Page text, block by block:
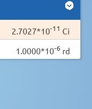
2.7027*10-11 Ci
1.0000*10-6 rd